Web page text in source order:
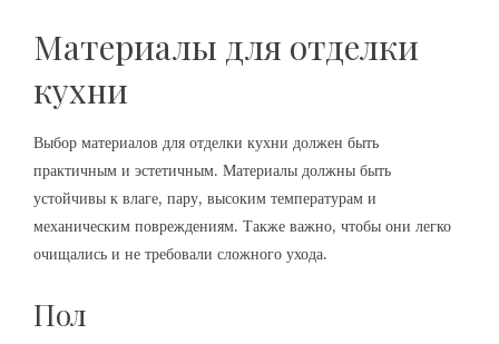
Материалы для отделки
кухни
Выбор материалов для отделки кухни должен быть
практичным и эстетичным. Материалы должны быть
устойчивы к влаге, пару, высоким температурам и
механическим повреждениям. Также важно, чтобы они легко
очищались и не требовали сложного ухода.
Пол